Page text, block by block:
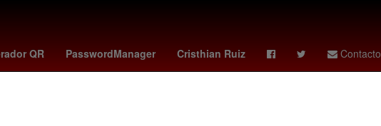
QR PasswordManager Cristhian Ruiz Contacto
- cruzeiro Alex Padilla rays - white sox Javier Milei